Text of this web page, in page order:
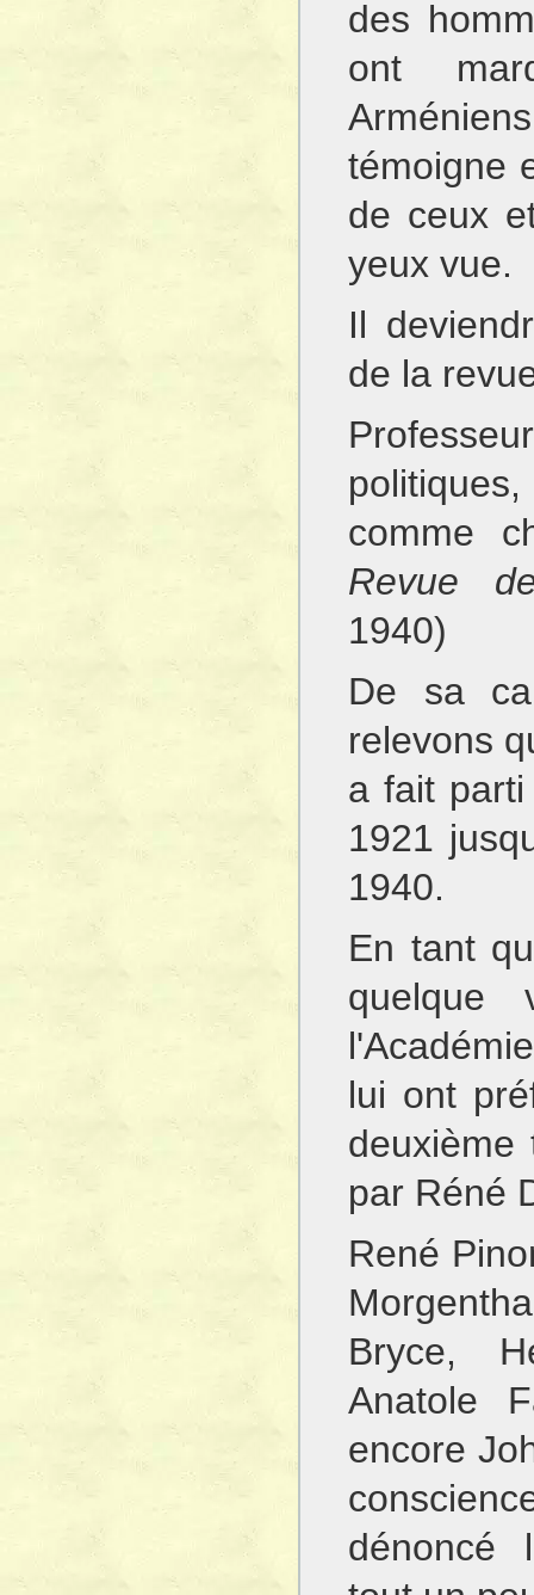
des
ont
témoigne
de ceux
yeux vue.
Il
de la
comme
Revue
1940)
De sa
relevons
a fait
1921
1940.
En tant
lui ont
deuxième
par Réné
René
Bryce,
Anatole
encore
dénoncé